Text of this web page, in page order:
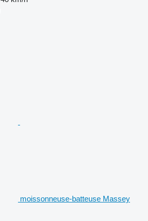
moissonneuse-batteuse Massey